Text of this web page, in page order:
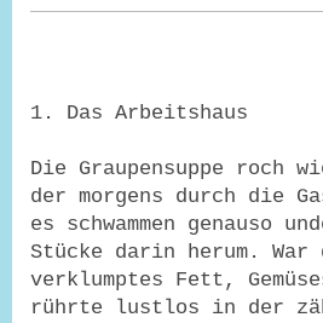
1. Das Arbeitshaus
Die Graupensuppe roch
der morgens durch die
es schwammen genauso
Stücke darin herum. War
verklumptes Fett,
rührte lustlos in der